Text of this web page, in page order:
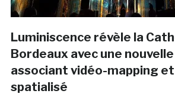
Luminiscence révèle la
Bordeaux avec une
associant vidéo-mapping
spatialisé